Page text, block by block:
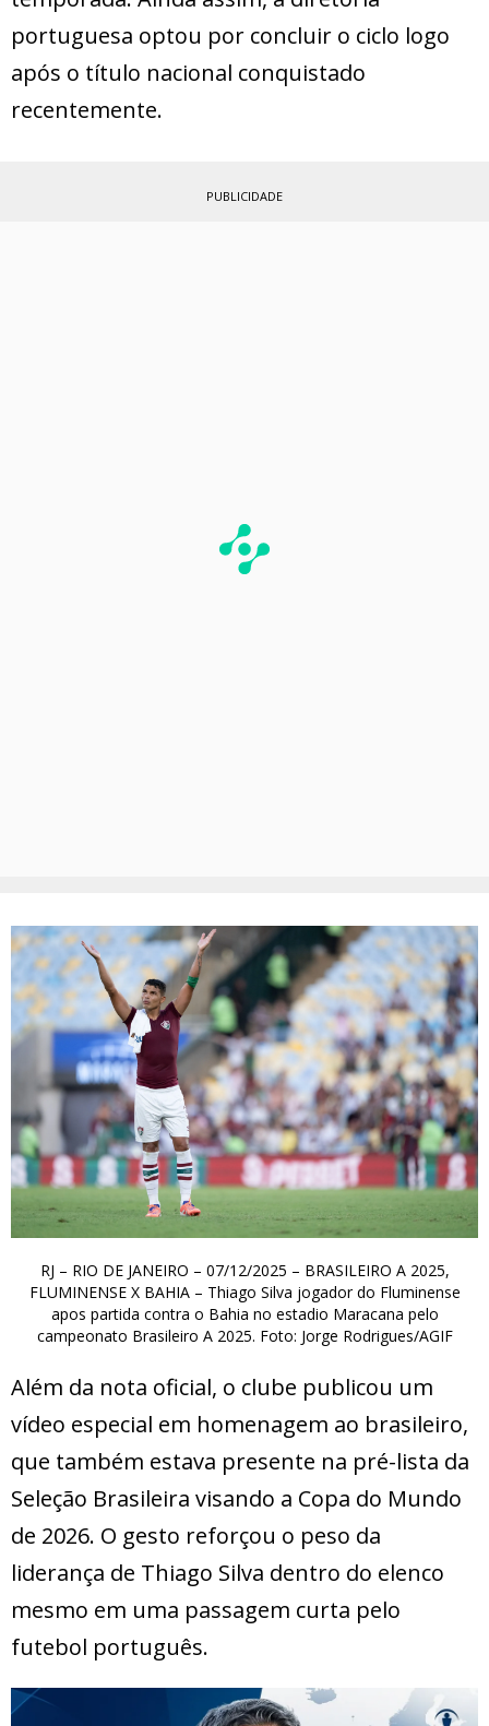
portuguesa optou por concluir o ciclo logo
após o título nacional conquistado
recentemente.
PUBLICIDADE
RJ – RIO DE JANEIRO – 07/12/2025 – BRASILEIRO A 2025,
FLUMINENSE X BAHIA – Thiago Silva jogador do Fluminense
apos partida contra o Bahia no estadio Maracana pelo
campeonato Brasileiro A 2025. Foto: Jorge Rodrigues/AGIF
Além da nota oficial, o clube publicou um
vídeo especial em homenagem ao brasileiro,
que também estava presente na pré-lista da
Seleção Brasileira visando a Copa do Mundo
de 2026. O gesto reforçou o peso da
liderança de Thiago Silva dentro do elenco
mesmo em uma passagem curta pelo
futebol português.